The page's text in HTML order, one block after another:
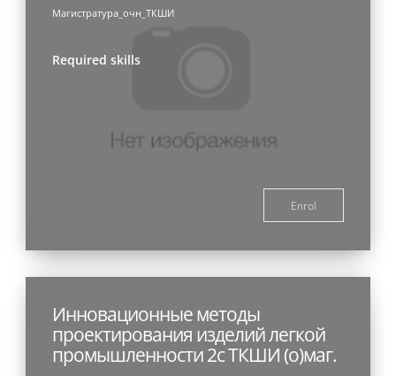
Магистратура_очн_ТКШИ
Required skills
Enrol
Инновационные методы
проектирования изделий легкой
промышленности 2с ТКШИ (о)маг.